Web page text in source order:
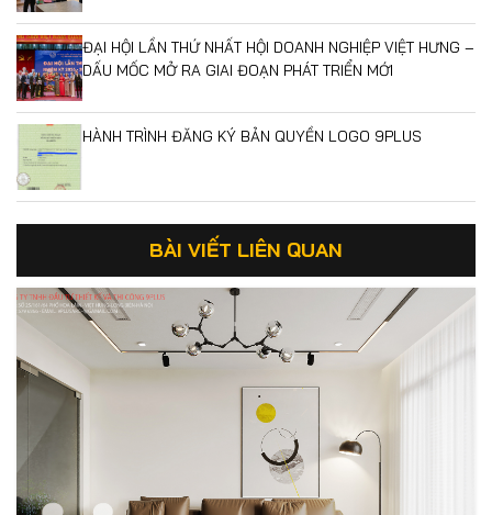
ĐẠI HỘI LẦN THỨ NHẤT HỘI DOANH NGHIỆP VIỆT HƯNG –
DẤU MỐC MỞ RA GIAI ĐOẠN PHÁT TRIỂN MỚI
HÀNH TRÌNH ĐĂNG KÝ BẢN QUYỀN LOGO 9PLUS
BÀI VIẾT LIÊN QUAN